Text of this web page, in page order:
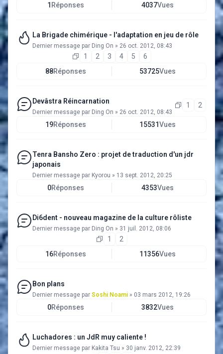
1 Réponses 4037Vues
La Brigade chimérique - l'adaptation en jeu de rôle
Dernier message par Ding On » 26 oct. 2012, 08:43
1 2 3 4 5
6
88Réponses 53725Vues
Devâstra Réincarnation
Dernier message par Ding On » 26 oct. 2012, 08:43
1 2
19Réponses 15531Vues
Tenra Bansho Zero : projet de traduction d'un jdr
japonais
Dernier message par Kyorou » 13 sept. 2012, 20:25
0Réponses 4353Vues
Di6dent - nouveau magazine de la culture rôliste
Dernier message par Ding On » 31 juil. 2012, 08:06
1
2
16Réponses 11356Vues
Bon plans
Dernier message par Soshi Noami » 03 mars 2012, 19:26
0Réponses 3832Vues
Luchadores : un JdR muy caliente !
Dernier message par Kakita Tsu » 30 janv. 2012, 22:39